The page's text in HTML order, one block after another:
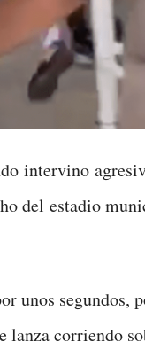
intervino
del estadio
unos segundos,
lanza corriendo